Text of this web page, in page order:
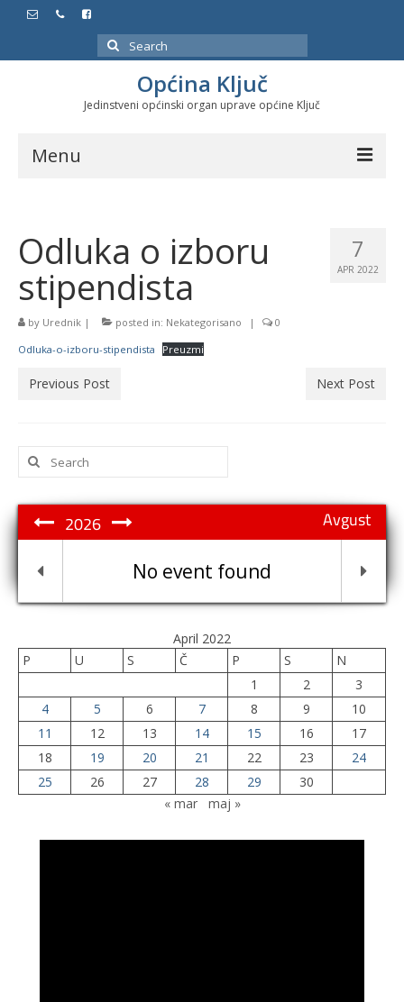
Search
for:
Općina Ključ
Jedinstveni općinski organ uprave općine Ključ
Menu
Službeni glasnici
Javne nabavke
Značajni datumi i manifestacije
Program energetske efikasnosti u stambenom
7
APR 2022
Odluka o izboru
stipendista
by Urednik | posted in: Nekategorisano |
0
Odluka-o-izboru-stipendista
Preuzmi
Previous Post Next Post
Search
for:
Avgust
2026
No event found
April 2022
P
U S Č P S
N
1
2
3
4
5 6 7 8 9
10
11
12 13 14 15 16
17
18
19 20 21 22 23
24
25
26 27 28 29
30
« mar
maj »